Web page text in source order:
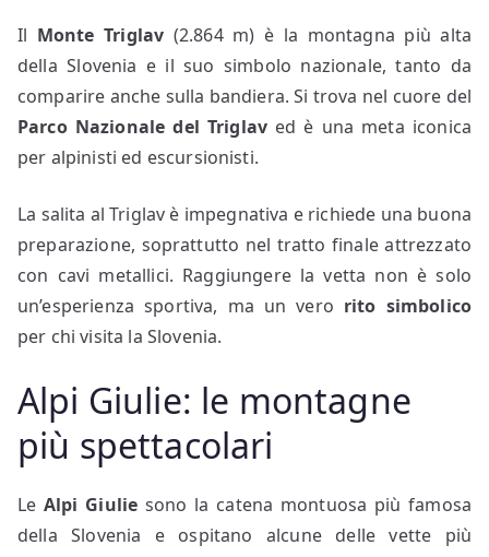
Il Monte Triglav (2.864 m) è la montagna più alta
della Slovenia e il suo simbolo nazionale, tanto da
comparire anche sulla bandiera. Si trova nel cuore del
Parco Nazionale del Triglav ed è una meta iconica
per alpinisti ed escursionisti.
La salita al Triglav è impegnativa e richiede una buona
preparazione, soprattutto nel tratto finale attrezzato
con cavi metallici. Raggiungere la vetta non è solo
un’esperienza sportiva, ma un vero rito simbolico
per chi visita la Slovenia.
Alpi Giulie: le montagne
più spettacolari
Le Alpi Giulie sono la catena montuosa più famosa
della Slovenia e ospitano alcune delle vette più